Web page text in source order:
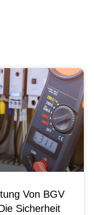
Von BGV
Sicherheit